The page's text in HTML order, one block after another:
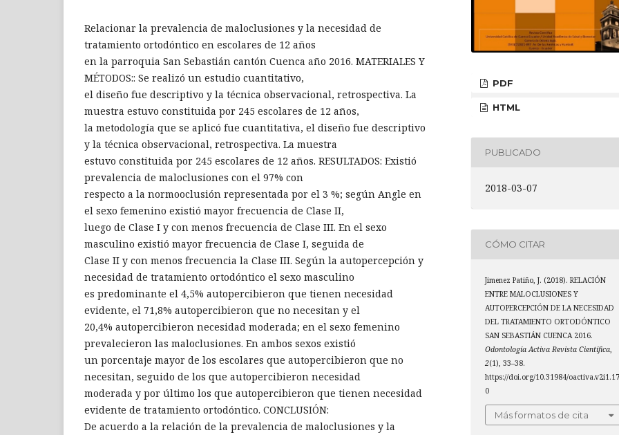
Relacionar la prevalencia de maloclusiones y la necesidad de
tratamiento ortodóntico en escolares de 12 años
en la parroquia San Sebastián cantón Cuenca año 2016. MATERIALES Y
MÉTODOS:: Se realizó un estudio cuantitativo,
el diseño fue descriptivo y la técnica observacional, retrospectiva. La
muestra estuvo constituida por 245 escolares de 12 años,
la metodología que se aplicó fue cuantitativa, el diseño fue descriptivo
y la técnica observacional, retrospectiva. La muestra
estuvo constituida por 245 escolares de 12 años. RESULTADOS: Existió
prevalencia de maloclusiones con el 97% con
respecto a la normooclusión representada por el 3 %; según Angle en
el sexo femenino existió mayor frecuencia de Clase II,
luego de Clase I y con menos frecuencia de Clase III. En el sexo
masculino existió mayor frecuencia de Clase I, seguida de
Clase II y con menos frecuencia la Clase III. Según la autopercepción y
necesidad de tratamiento ortodóntico el sexo masculino
es predominante el 4,5% autopercibieron que tienen necesidad
evidente, el 71,8% autopercibieron que no necesitan y el
20,4% autopercibieron necesidad moderada; en el sexo femenino
prevalecieron las maloclusiones. En ambos sexos existió
un porcentaje mayor de los escolares que autopercibieron que no
necesitan, seguido de los que autopercibieron necesidad
moderada y por último los que autopercibieron que tienen necesidad
evidente de tratamiento ortodóntico. CONCLUSIÓN:
De acuerdo a la relación de la prevalencia de maloclusiones y la
PDF
HTML
PUBLICADO
2018-03-07
CÓMO CITAR
Jimenez Patiño, J. (2018). RELACIÓN
ENTRE MALOCLUSIONES Y
AUTOPERCEPCIÓN DE LA NECESIDAD
DEL TRATAMIENTO ORTODÓNTICO
SAN SEBASTIÁN CUENCA 2016.
Odontología Activa Revista Científica,
2(1), 33–38.
https://doi.org/10.31984/
0
Más formatos de cita